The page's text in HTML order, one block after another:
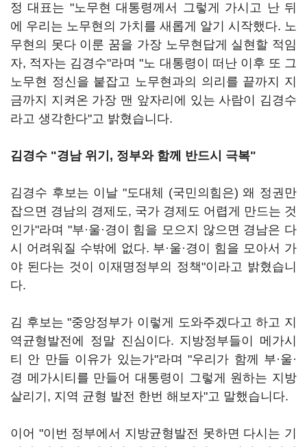
정 대표는 "노무현 대통령께서 그렇게 가시고 난 뒤
에 우리는 노무현의 가치를 새롭게 알기 시작했다. 노
무현의 못다 이룬 꿈을 가장 노무현답게 실현할 적임
자, 적자는 김경수"라며 "노 대통령이 떠난 이후 또 그
노무현 정신을 붙잡고 노무현과의 의리를 끝까지 지
금까지 지켜온 가장 맨 앞자리에 있는 사람이 김경수
라고 생각한다"고 밝혔습니다.
김경수 "경남 위기, 정부와 함께 반드시 극복"
김경수 후보는 이날 "도대체 (국민의힘은) 왜 정권만
잡으면 경남의 경제도, 국가 경제도 어렵게 만드는 것
인가"라며 "부·울·경이 힘을 모으지 않으면 경남은 다
시 어려워질 수밖에 없다. 부·울·경이 힘을 모아서 가
야 된다는 것이 이재명정부의 정책"이라고 밝혔습니
다.
김 후보는 "중앙정부가 이렇게 도와주겠다고 하고 지
역균형발전에 정말 진심이다. 지방정부들이 메가시
티 안 만들 이유가 있는가"라며 "우리가 함께 부·울·
경 메가시티를 만들어 대통령이 그렇게 원하는 지방
살리기, 지역 균형 발전 한번 해보자"고 말했습니다.
이어 "이번 정부에서 지방균형발전 못하면 다시는 기